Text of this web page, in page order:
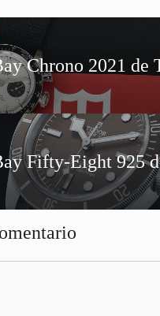
Chrono 2021 de
Fifty-Eight 925